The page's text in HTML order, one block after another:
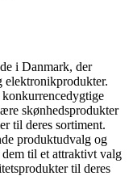
i Danmark, der
elektronikprodukter.
skønhedsprodukter
til deres sortiment.
produktudvalg og
til et attraktivt valg
til deres